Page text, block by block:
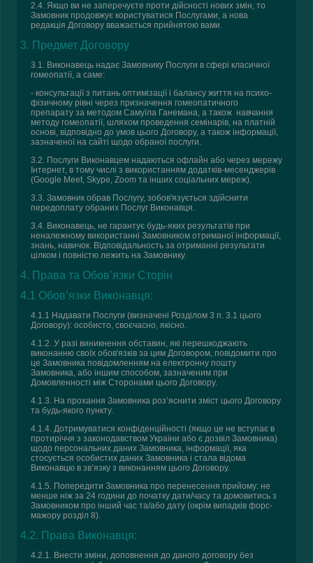
2.4. Якщо ви не заперечуєте проти дійсності нових змін, то
Замовник продовжує користуватися Послугами, а нова
редакція Договору вважається прийнятою вами.
3. Предмет Договору
3.1. Виконавець надає Замовнику Послуги в сфері класичної
гомеопатії, а саме:
- консультації з питань оптимізації і балансу життя на психо-
фізичному рівні через призначення гомеопатичного
препарату за методом Самуїла Ганемана, а також навчання
методу гомеопатії, шляхом проведення семінарів, на платній
основі, відповідно до умов цього Договору, а також інформації,
зазначеної на сайті щодо обраної послуги.
3.2. Послуги Виконавцем надаються офлайн або через мережу
Інтернет, в тому числі з використанням додатків-месенджерів
(Google Meet, Skype, Zoom та інших соціальних мереж).
3.3. Замовник обрав Послугу, зобов'язується здійснити
передоплату обраних Послуг Виконавця.
3.4. Виконавець, не гарантує будь-яких результатів при
неналежному використанні Замовником отриманої інформації,
знань, навичок. Відповідальность за отриманні результати
цілком і повністю лежить на Замовнику.
4. Права та Обов’язки Сторін
4.1 Обов’язки Виконавця:
4.1.1 Надавати Послуги (визначені Розділом 3 п. 3.1 цього
Договору): особисто, своєчасно, якісно.
4.1.2. У разі виникнення обставин, які перешкоджають
виконанню своїх обов'язків за цим Договором, повідомити про
це Замовника повідомленням на електронну пошту
Замовника, або іншим способом, зазначеним при
Домовленності між Сторонами цього Договору.
4.1.3. На прохання Замовника роз’яснити зміст цього Договору
та будь-якого пункту.
4.1.4. Дотримуватися конфіденційності (якщо це не вступає в
протиріччя з законодавством України або є дозвіл Замовника)
щодо персональних даних Замовника, інформації, яка
стосується особистих даних Замовника і стала відома
Виконавцю в зв’язку з виконанням цього Договору.
4.1.5. Попередити Замовника про перенесення прийому: не
менше ніж за 24 години до початку дати/часу та домовитись з
Замовником про інший час та/або дату (окрім випадків форс-
мажору розділ 8).
4.2. Права Виконавця:
4.2.1. Внести зміни, доповнення до даного договору без